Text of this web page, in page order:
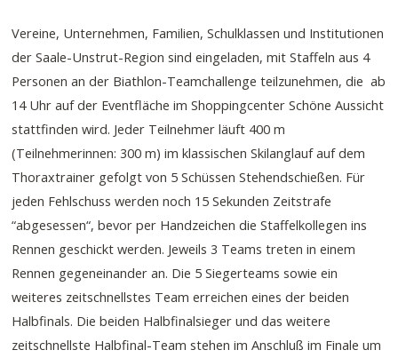
Vereine, Unternehmen, Familien, Schulklassen und Institutionen
der Saale-Unstrut-Region sind eingeladen, mit Staffeln aus 4
Personen an der Biathlon-Teamchallenge teilzunehmen, die ab
14 Uhr auf der Eventfläche im Shoppingcenter Schöne Aussicht
stattfinden wird. Jeder Teilnehmer läuft 400 m
(Teilnehmerinnen: 300 m) im klassischen Skilanglauf auf dem
Thoraxtrainer gefolgt von 5 Schüssen Stehendschießen. Für
jeden Fehlschuss werden noch 15 Sekunden Zeitstrafe
“abgesessen“, bevor per Handzeichen die Staffelkollegen ins
Rennen geschickt werden. Jeweils 3 Teams treten in einem
Rennen gegeneinander an. Die 5 Siegerteams sowie ein
weiteres zeitschnellstes Team erreichen eines der beiden
Halbfinals. Die beiden Halbfinalsieger und das weitere
zeitschnellste Halbfinal-Team stehen im Anschluß im Finale um